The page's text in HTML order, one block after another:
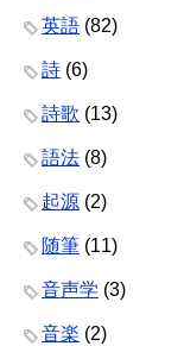
英語 (82)
詩 (6)
詩歌 (13)
語法 (8)
起源 (2)
随筆 (11)
音声学 (3)
音楽 (2)